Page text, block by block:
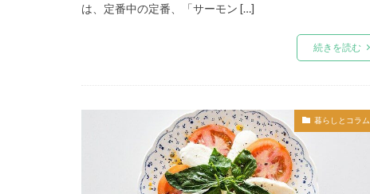
は、定番中の定番、「サーモン […]
続きを読む
暮らしとコラム